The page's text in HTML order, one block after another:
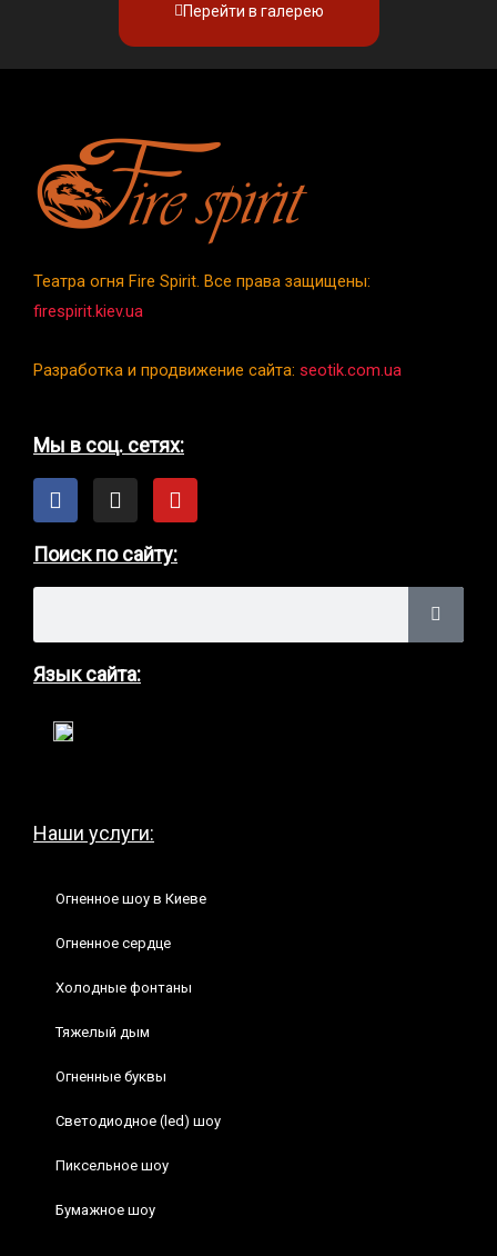
Перейти в галерею
Театра огня Fire Spirit. Все права защищены:
firespirit.kiev.ua
Разработка и продвижение сайта: seotik.com.ua
Мы в соц. сетях:
F
a
e
k
I
n
t
a
m
Y
o
t
Поиск по сайту:
Язык сайта:
Наши услуги:
Огненное шоу в Киеве
Огненное сердце
Холодные фонтаны
Тяжелый дым
Огненные буквы
Светодиодное (led) шоу
Пиксельное шоу
Бумажное шоу